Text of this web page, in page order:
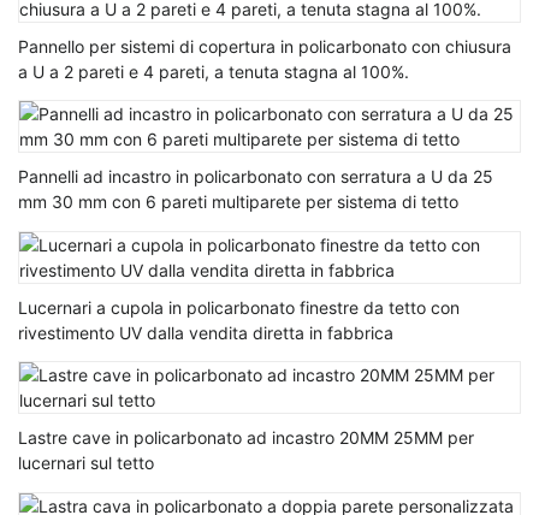
Pannello per sistemi di copertura in policarbonato con chiusura
a U a 2 pareti e 4 pareti, a tenuta stagna al 100%.
Pannelli ad incastro in policarbonato con serratura a U da 25
mm 30 mm con 6 pareti multiparete per sistema di tetto
Lucernari a cupola in policarbonato finestre da tetto con
rivestimento UV dalla vendita diretta in fabbrica
Lastre cave in policarbonato ad incastro 20MM 25MM per
lucernari sul tetto